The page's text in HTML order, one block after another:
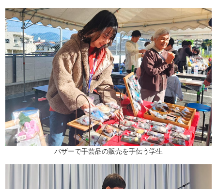
バザーで手芸品の販売を手伝う学生